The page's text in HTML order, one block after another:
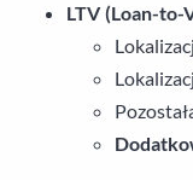
LTV (Loan-to-